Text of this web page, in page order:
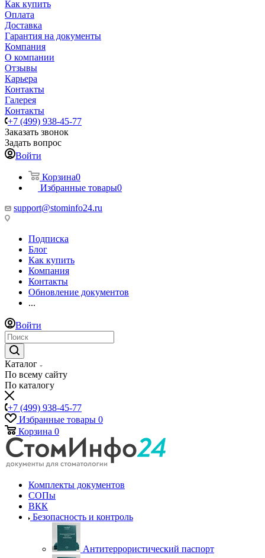
Как купить
Оплата
Доставка
Гарантия на документы
Компания
О компании
Отзывы
Карьера
Контакты
Галерея
Контакты
+7 (499) 938-45-77
Заказать звонок
Задать вопрос
Войти
Корзина0
Избранные товары0
support@stominfo24.ru
Подписка
Блог
Как купить
Компания
Контакты
Обновление документов
...
Войти
Каталог
По всему сайту
По каталогу
+7 (499) 938-45-77
Избранные товары 0
Корзина 0
Комплекты документов
СОПы
ВКК
Безопасность и контроль
Антитеррористический паспорт